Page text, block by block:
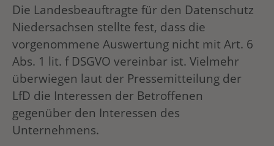
Die Landesbeauftragte für den Datenschutz
Niedersachsen stellte fest, dass die
vorgenommene Auswertung nicht mit Art. 6
Abs. 1 lit. f DSGVO vereinbar ist. Vielmehr
überwiegen laut der Pressemitteilung der
LfD die Interessen der Betroffenen
gegenüber den Interessen des
Unternehmens.